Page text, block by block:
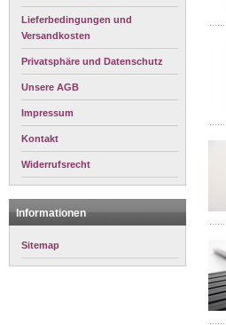
Lieferbedingungen und
Versandkosten
Privatsphäre und Datenschutz
Unsere AGB
Impressum
Kontakt
Widerrufsrecht
Informationen
Sitemap